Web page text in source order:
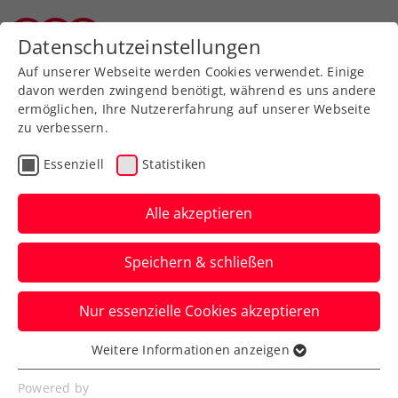
Zurück zur Newsübersicht
ITF Turniere
Topfeld bei 22. Sparkasse
ITF World Tennis Tour
Kramsach
Beim ITF-M25-Event, sponsored by
Autohaus Strasser, startet am Dienstag
der Hauptbewerb.
Verfasst von: Presseaussendung / Redaktion, 13.07.2025
Datenschutzeinstellungen
Auf unserer Webseite werden Cookies verwendet. Einige
davon werden zwingend benötigt, während es uns andere
ermöglichen, Ihre Nutzererfahrung auf unserer Webseite
zu verbessern.
Essenziell Statistiken
Alle akzeptieren
Speichern & schließen
Nur essenzielle Cookies akzeptieren
Essenziell
Essenzielle Cookies werden für grundlegende
Weitere Informationen anzeigen
Powered by